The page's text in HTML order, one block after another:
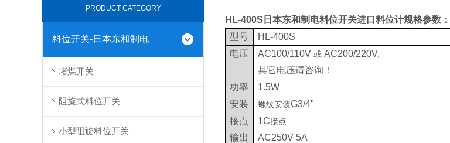
PRODUCT CATEGORY
料位开关-日本东和制电
堵煤开关
阻旋式料位开关
小型阻旋料位开关
HL-400S 日本东和制电料位开关进口料位计规格参数：
型号
HL-400S
电压
AC100/110V或 AC200/220V,
其它电压请咨询！
功率
1.5W
安装
螺纹安装G3/4"
接点
输出
1C接点
AC250V 5A